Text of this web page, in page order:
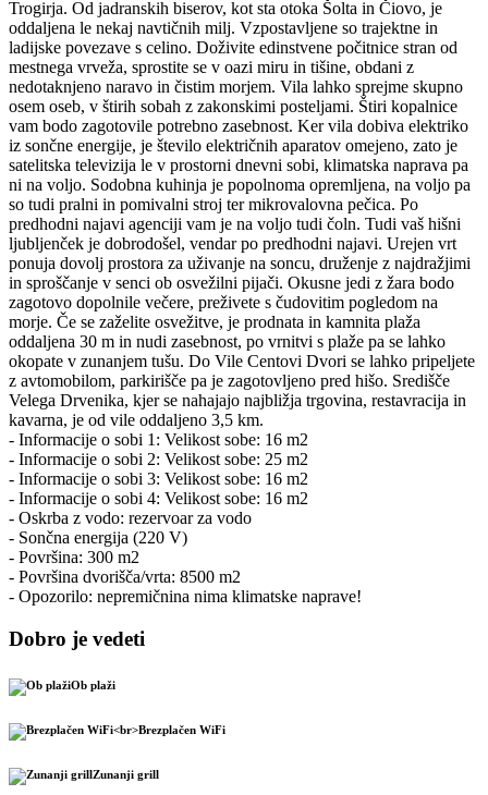
Trogirja. Od jadranskih biserov, kot sta otoka Šolta in Čiovo, je
oddaljena le nekaj navtičnih milj. Vzpostavljene so trajektne in
ladijske povezave s celino. Doživite edinstvene počitnice stran od
mestnega vrveža, sprostite se v oazi miru in tišine, obdani z
nedotaknjeno naravo in čistim morjem. Vila lahko sprejme skupno
osem oseb, v štirih sobah z zakonskimi posteljami. Štiri kopalnice
vam bodo zagotovile potrebno zasebnost. Ker vila dobiva elektriko
iz sončne energije, je število električnih aparatov omejeno, zato je
satelitska televizija le v prostorni dnevni sobi, klimatska naprava pa
ni na voljo. Sodobna kuhinja je popolnoma opremljena, na voljo pa
so tudi pralni in pomivalni stroj ter mikrovalovna pečica. Po
predhodni najavi agenciji vam je na voljo tudi čoln. Tudi vaš hišni
ljubljenček je dobrodošel, vendar po predhodni najavi. Urejen vrt
ponuja dovolj prostora za uživanje na soncu, druženje z najdražjimi
in sproščanje v senci ob osvežilni pijači. Okusne jedi z žara bodo
zagotovo dopolnile večere, preživete s čudovitim pogledom na
morje. Če se zaželite osvežitve, je prodnata in kamnita plaža
oddaljena 30 m in nudi zasebnost, po vrnitvi s plaže pa se lahko
okopate v zunanjem tušu. Do Vile Centovi Dvori se lahko pripeljete
z avtomobilom, parkirišče pa je zagotovljeno pred hišo. Središče
Velega Drvenika, kjer se nahajajo najbližja trgovina, restavracija in
kavarna, je od vile oddaljeno 3,5 km.
- Informacije o sobi 1: Velikost sobe: 16 m2
- Informacije o sobi 2: Velikost sobe: 25 m2
- Informacije o sobi 3: Velikost sobe: 16 m2
- Informacije o sobi 4: Velikost sobe: 16 m2
- Oskrba z vodo: rezervoar za vodo
- Sončna energija (220 V)
- Površina: 300 m2
- Površina dvorišča/vrta: 8500 m2
- Opozorilo: nepremičnina nima klimatske naprave!
Dobro je vedeti
Ob plaži
Brezplačen WiFi
Zunanji grill